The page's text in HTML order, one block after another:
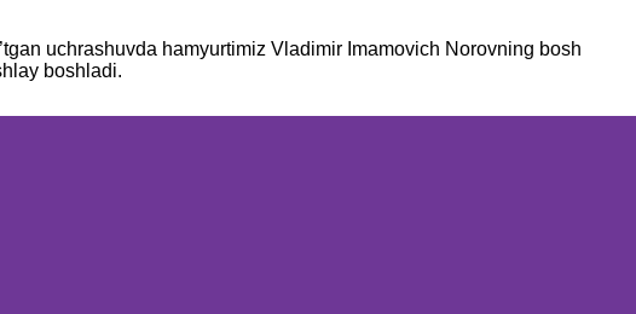
uchrashuvda hamyurtimiz Vladimir Imamovich Norovning bosh
boshladi.